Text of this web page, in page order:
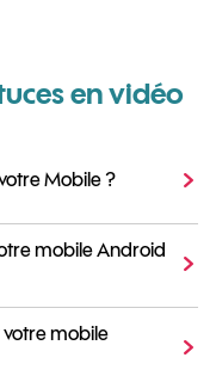
en vidéo
Mobile ?
mobile Android
votre mobile